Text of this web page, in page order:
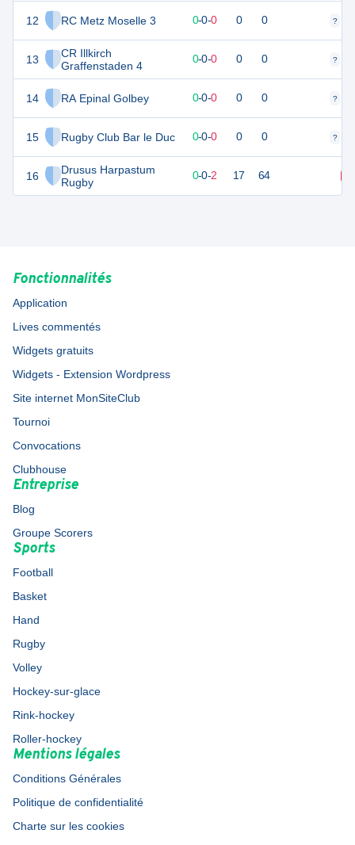
12 RC Metz Moselle 3
13
CR Illkirch
Graffenstaden 4
14 RA Epinal Golbey
15 Rugby Club Bar le Duc
16
Drusus Harpastum
Rugby
0 0-0-0 0 0 ?
0-0-0 0 0 ?
0 0-0-0 0 0 ?
0 0 0-0-0 0 0 ?
0 0-0-2 17 64
Fonctionnalités
Application
Lives commentés
Widgets gratuits
Widgets - Extension Wordpress
Site internet MonSiteClub
Tournoi
Convocations
Clubhouse
Entreprise
Blog
Groupe Scorers
Sports
Football
Basket
Hand
Rugby
Volley
Hockey-sur-glace
Rink-hockey
Roller-hockey
Mentions légales
Conditions Générales
Politique de confidentialité
Charte sur les cookies